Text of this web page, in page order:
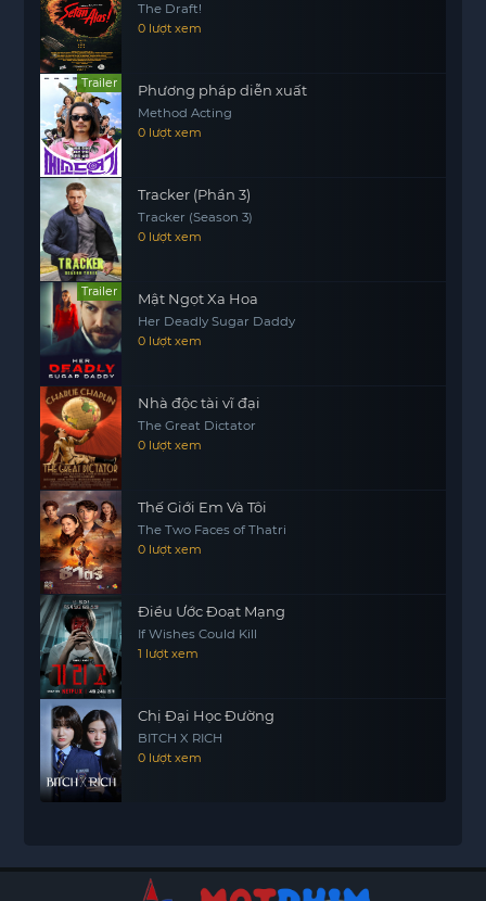
đối diện với những hậu quả không lường trước
được từ quyết định ban đầu? “Cho Mượn Vợ”
không chỉ là một câu chuyện về tình yêu, mà còn
là bài học về sự hiểu biết và giao tiếp trong mối
quan hệ.
Hãy cùng theo dõi hành trình của cặp đôi này để
khám phá những điều bất ngờ mà cuộc sống
mang lại.
The Draft!
0 lượt xem
Trailer Phương pháp diễn xuất
Method Acting
0 lượt xem
Tracker (Phần 3)
Tracker (Season 3)
0 lượt xem
Trailer Mật Ngọt Xa Hoa
Her Deadly Sugar Daddy
0 lượt xem
Nhà độc tài vĩ đại
The Great Dictator
0 lượt xem
Thế Giới Em Và Tôi
The Two Faces of Thatri
0 lượt xem
Điều Ước Đoạt Mạng
If Wishes Could Kill
1 lượt xem
Chị Đại Học Đường
BITCH X RICH
0 lượt xem